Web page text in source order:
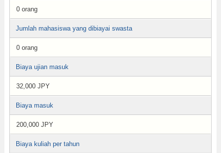
0 orang
Jumlah mahasiswa yang dibiayai swasta
0 orang
Biaya ujian masuk
32,000 JPY
Biaya masuk
200,000 JPY
Biaya kuliah per tahun